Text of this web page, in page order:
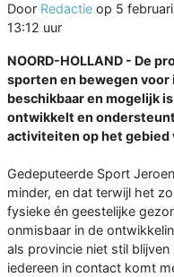
Door Redactie op 5
13:12 uur
NOORD-HOLLAND - De
sporten en bewegen
beschikbaar en mogelijk
ontwikkelt en
activiteiten op het gebied
Gedeputeerde Sport
minder, en dat terwijl het
fysieke én geestelijke
onmisbaar in de
als provincie niet stil
iedereen in contact komt